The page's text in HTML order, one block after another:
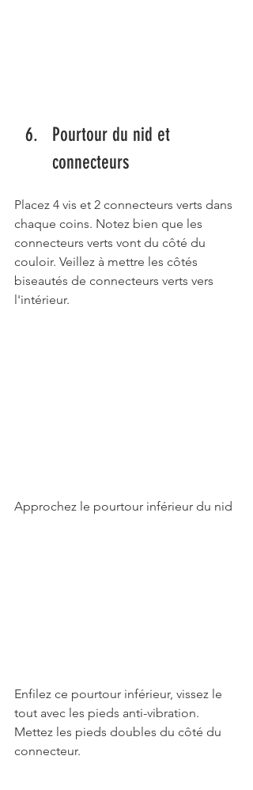
Pourtour du nid et
connecteurs
Placez 4 vis et 2 connecteurs verts dans
chaque coins. Notez bien que les
connecteurs verts vont du côté du
couloir. Veillez à mettre les côtés
biseautés de connecteurs verts vers
l'intérieur.
Approchez le pourtour inférieur du nid
Enfilez ce pourtour inférieur, vissez le
tout avec les pieds anti-vibration.
Mettez les pieds doubles du côté du
connecteur.